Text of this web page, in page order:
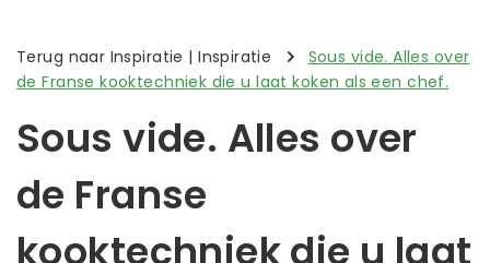
Terug naar Inspiratie |Inspiratie
Sous vide. Alles over
de Franse kooktechniek die u laat koken als een chef.
Sous vide. Alles over
de Franse
kooktechniek die u laat